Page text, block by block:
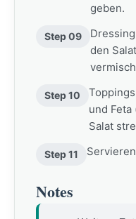
geben.
Step 09
den
Step 10
und
Salat
Step 11
Notes